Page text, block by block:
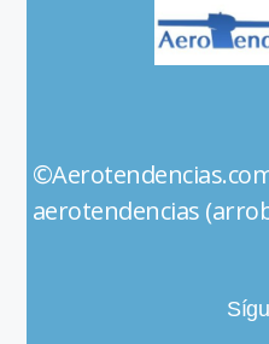
aerotendencias